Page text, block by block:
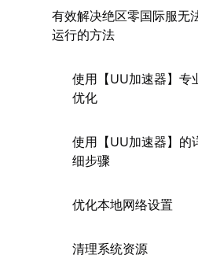
有效解决绝区零国际服无
运行的方法
使用【UU加速器】专
优化
使用【UU加速器】的
细步骤
优化本地网络设置
清理系统资源